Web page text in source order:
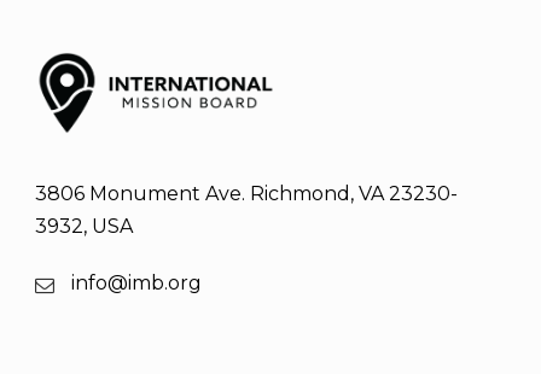
3806 Monument Ave. Richmond, VA 23230-
3932, USA
info@imb.org